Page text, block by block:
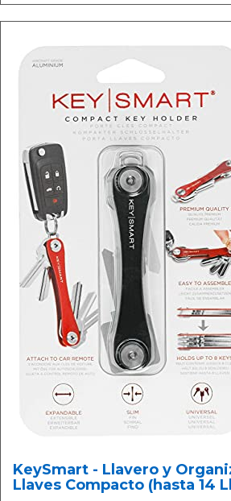
KeySmart - Llavero y
Llaves Compacto (hasta 14